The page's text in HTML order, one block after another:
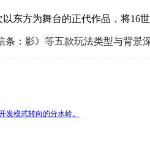
东方为舞台的正代作品，将16
条：影》等五款玩法类型与背景
发模式转向的分水岭。